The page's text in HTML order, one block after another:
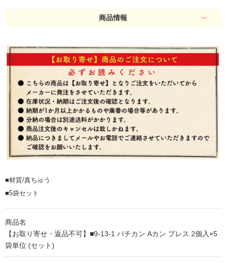
商品情報
■材質/真ちゅう
■5袋セット
商品名
【お取り寄せ・返品不可】■9-13-1 バチカン Aカン プレス 2個入×5
袋単位 (セット)